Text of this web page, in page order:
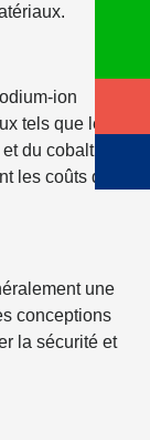
ion
tels que le
du cobalt.
les coûts de
une
conceptions
la sécurité et